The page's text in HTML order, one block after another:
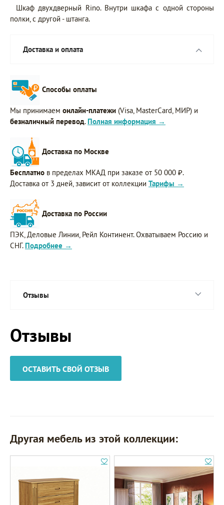
Шкаф двухдверный Rino. Внутри шкафа с одной стороны
полки, с другой - штанга.
Доставка и оплата
Способы оплаты
Мы принимаем онлайн-платежи (Visa, MasterCard, МИР) и
безналичный перевод. Полная информация →
Доставка по Москве
Бесплатно в пределах МКАД при заказе от 50 000 ₽.
Доставка от 3 дней, зависит от коллекции Тарифы →
Доставка по России
ПЭК, Деловые Линии, Рейл Континент. Охватываем Россию и
СНГ. Подробнее →
Отзывы
Отзывы
ОСТАВИТЬ СВОЙ ОТЗЫВ
Другая мебель из этой коллекции: